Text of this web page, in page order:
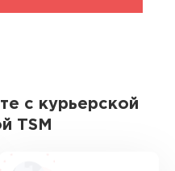
с курьерской
TSM